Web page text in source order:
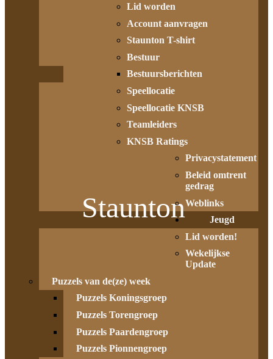
Staunton
Lid worden
Account aanvragen
Staunton T-shirt
Bestuur
Bestuursberichten
Speellocatie
Speellocatie KNSB
Teamleiders
KNSB Ratings
Privacystatement
Beleid omtrent
gedrag
Weblinks
Jeugd
Lid worden!
Wekelijkse
Update
Puzzels van de(ze) week
Puzzels Koningsgroep
Puzzels Torengroep
Puzzels Paardengroep
Puzzels Pionnengroep